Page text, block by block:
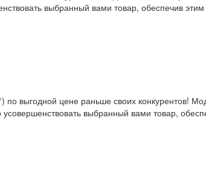
выбранный вами товар, обеспечив этим
по выгодной цене раньше своих
выбранный вами товар,